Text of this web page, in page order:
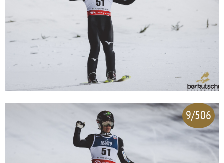
9/506